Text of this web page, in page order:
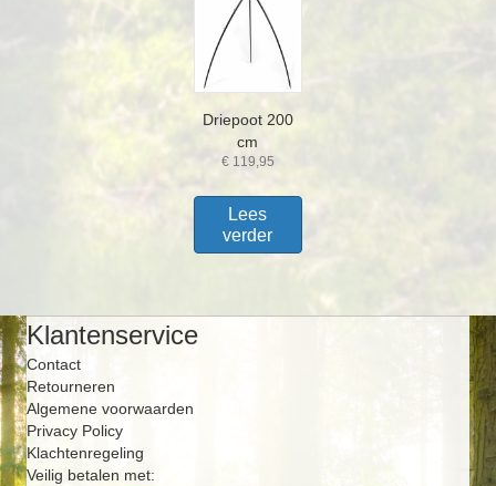
Driepoot 200
cm
€119,95
Lees
verder
Klantenservice
Contact
Retourneren
Algemene voorwaarden
Privacy Policy
Klachtenregeling
Veilig betalen met: